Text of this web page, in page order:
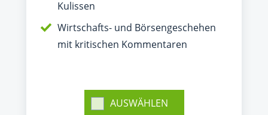
Kulissen
Wirtschafts- und Börsengeschehen
mit kritischen Kommentaren
AUSWÄHLEN